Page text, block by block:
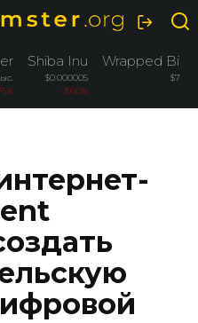
Shiba Inu
$0.000005
-3.60%
Wrapped
$76.2